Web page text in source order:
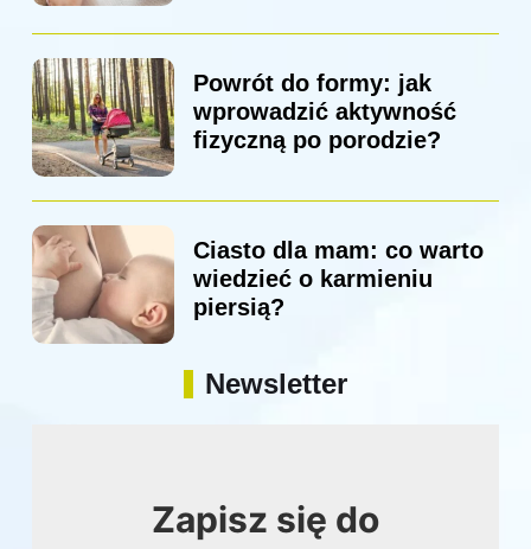
Powrót do formy: jak
wprowadzić aktywność
fizyczną po porodzie?
Ciasto dla mam: co warto
wiedzieć o karmieniu
piersią?
Newsletter
Zapisz się do